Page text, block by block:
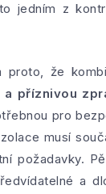
jedním z
proto, že
příznivou
pro
musí
požadavky.
a